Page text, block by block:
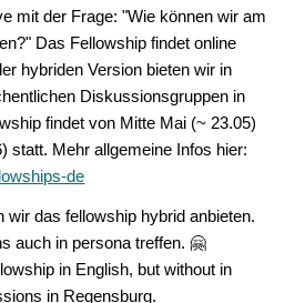
mit der Frage: "Wie können wir am
Das Fellowship findet online
hybriden Version bieten wir in
Diskussionsgruppen in
findet von Mitte Mai (~ 23.05)
statt. Mehr allgemeine Infos hier:
de
wir das fellowship hybrid anbieten.
auch in persona treffen. 🤗
in English, but without in
in Regensburg.